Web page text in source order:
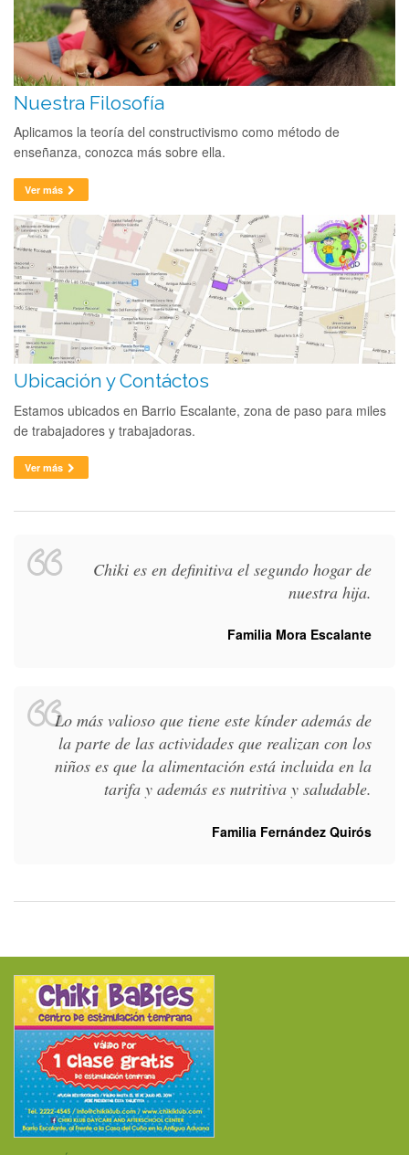
Nuestra Filosofía
Aplicamos la teoría del constructivismo como método de
enseñanza, conozca más sobre ella.
Ver más
Ubicación y Contáctos
Estamos ubicados en Barrio Escalante, zona de paso para miles
de trabajadores y trabajadoras.
Ver más
Chiki es en definitiva el segundo hogar de
nuestra hija.
Familia Mora Escalante
Lo más valioso que tiene este kínder además de
la parte de las actividades que realizan con los
niños es que la alimentación está incluida en la
tarifa y además es nutritiva y saludable.
Familia Fernández Quirós